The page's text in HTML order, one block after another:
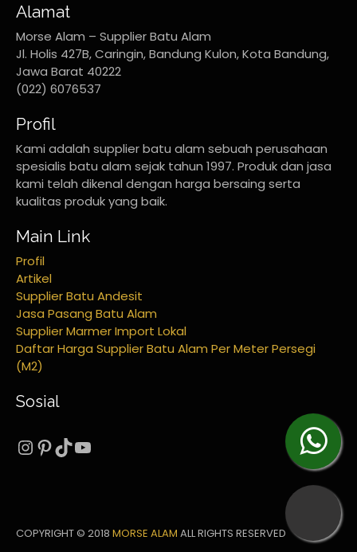
Alamat
Morse Alam – Supplier Batu Alam
Jl. Holis 427B, Caringin, Bandung Kulon, Kota Bandung,
Jawa Barat 40222
(022) 6076537
Profil
Kami adalah supplier batu alam sebuah perusahaan
spesialis batu alam sejak tahun 1997. Produk dan jasa
kami telah dikenal dengan harga bersaing serta
kualitas produk yang baik.
Main Link
Profil
Artikel
Supplier Batu Andesit
Jasa Pasang Batu Alam
Supplier Marmer Import Lokal
Daftar Harga Supplier Batu Alam Per Meter Persegi
(M2)
Sosial
Instagram
Pinterest
TikTok
YouTube
COPYRIGHT © 2018 MORSE ALAM ALL RIGHTS RESERVED